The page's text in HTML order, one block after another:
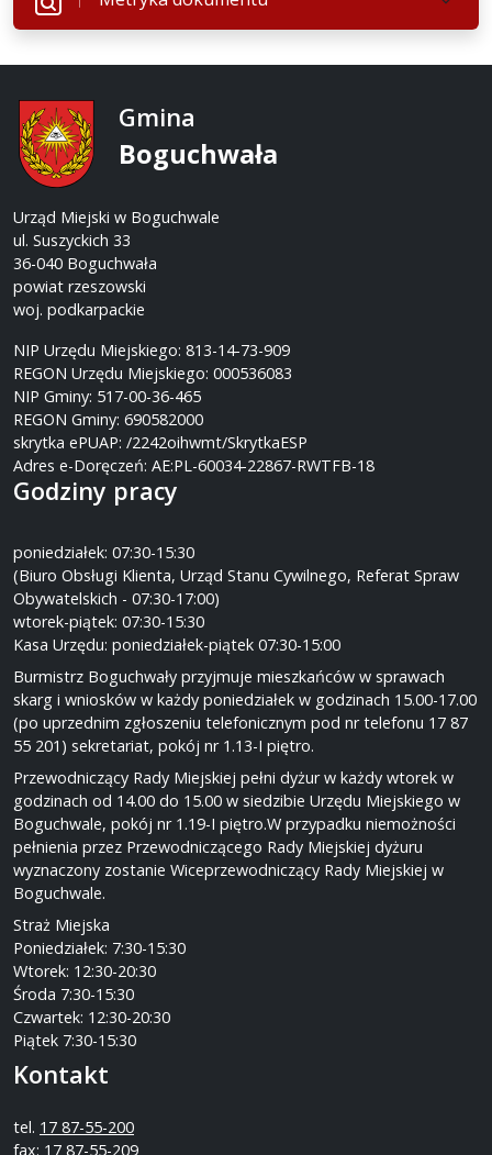
Gmina
Boguchwała
Urząd Miejski w Boguchwale
ul. Suszyckich 33
36-040 Boguchwała
powiat rzeszowski
woj. podkarpackie
NIP Urzędu Miejskiego: 813-14-73-909
REGON Urzędu Miejskiego: 000536083
NIP Gminy: 517-00-36-465
REGON Gminy: 690582000
skrytka ePUAP: /2242oihwmt/SkrytkaESP
Adres e-Doręczeń: AE:PL-60034-22867-RWTFB-18
Godziny pracy
poniedziałek: 07:30-15:30
(Biuro Obsługi Klienta, Urząd Stanu Cywilnego, Referat Spraw
Obywatelskich - 07:30-17:00)
wtorek-piątek: 07:30-15:30
Kasa Urzędu: poniedziałek-piątek 07:30-15:00
Burmistrz Boguchwały przyjmuje mieszkańców w sprawach
skarg i wniosków w każdy poniedziałek w godzinach 15.00-17.00
(po uprzednim zgłoszeniu telefonicznym pod nr telefonu 17 87
55 201) sekretariat, pokój nr 1.13-I piętro.
Przewodniczący Rady Miejskiej pełni dyżur w każdy wtorek w
godzinach od 14.00 do 15.00 w siedzibie Urzędu Miejskiego w
Boguchwale, pokój nr 1.19-I piętro.W przypadku niemożności
pełnienia przez Przewodniczącego Rady Miejskiej dyżuru
wyznaczony zostanie Wiceprzewodniczący Rady Miejskiej w
Boguchwale.
Straż Miejska
Poniedziałek: 7:30-15:30
Wtorek: 12:30-20:30
Środa 7:30-15:30
Czwartek: 12:30-20:30
Piątek 7:30-15:30
Kontakt
tel. 17 87-55-200
fax: 17 87-55-209